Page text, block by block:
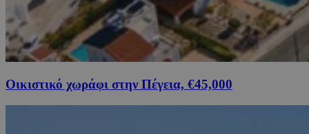
Οικιστικό χωράφι στην Πέγεια, €45,000